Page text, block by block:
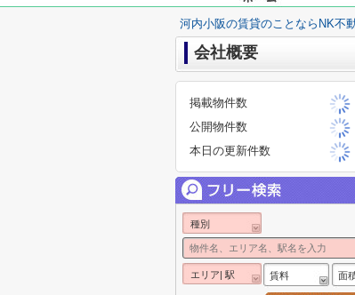
河内小阪の賃貸のことならNK不
会社概要
掲載物件数
公開物件数
本日の更新件数
種別
エリア| 駅 賃料 面